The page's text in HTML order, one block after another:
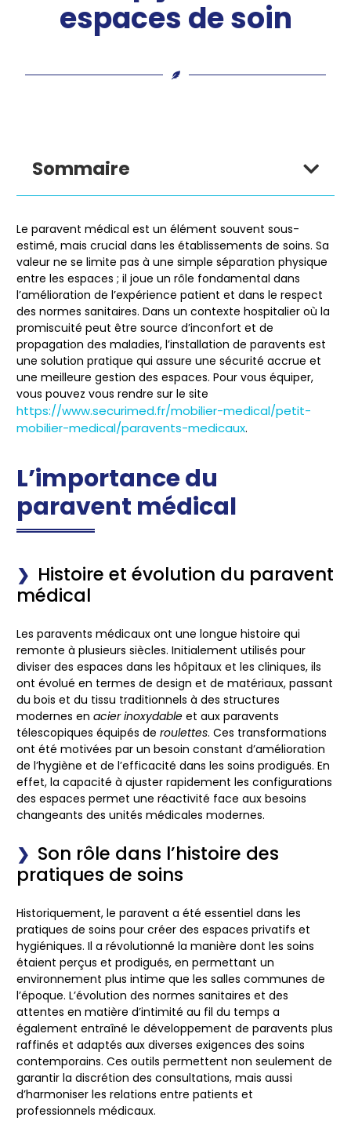
espaces de soin
Sommaire
Le paravent médical est un élément souvent sous-
estimé, mais crucial dans les établissements de soins. Sa
valeur ne se limite pas à une simple séparation physique
entre les espaces ; il joue un rôle fondamental dans
l’amélioration de l’expérience patient et dans le respect
des normes sanitaires. Dans un contexte hospitalier où la
promiscuité peut être source d’inconfort et de
propagation des maladies, l’installation de paravents est
une solution pratique qui assure une sécurité accrue et
une meilleure gestion des espaces. Pour vous équiper,
vous pouvez vous rendre sur le site
https://www.securimed.fr/mobilier-medical/petit-
mobilier-medical/paravents-medicaux.
L’importance du
paravent médical
Histoire et évolution du paravent
médical
Les paravents médicaux ont une longue histoire qui
remonte à plusieurs siècles. Initialement utilisés pour
diviser des espaces dans les hôpitaux et les cliniques, ils
ont évolué en termes de design et de matériaux, passant
du bois et du tissu traditionnels à des structures
modernes en acier inoxydable et aux paravents
télescopiques équipés de roulettes. Ces transformations
ont été motivées par un besoin constant d’amélioration
de l’hygiène et de l’efficacité dans les soins prodigués. En
effet, la capacité à ajuster rapidement les configurations
des espaces permet une réactivité face aux besoins
changeants des unités médicales modernes.
Son rôle dans l’histoire des
pratiques de soins
Historiquement, le paravent a été essentiel dans les
pratiques de soins pour créer des espaces privatifs et
hygiéniques. Il a révolutionné la manière dont les soins
étaient perçus et prodigués, en permettant un
environnement plus intime que les salles communes de
l’époque. L’évolution des normes sanitaires et des
attentes en matière d’intimité au fil du temps a
également entraîné le développement de paravents plus
raffinés et adaptés aux diverses exigences des soins
contemporains. Ces outils permettent non seulement de
garantir la discrétion des consultations, mais aussi
d’harmoniser les relations entre patients et
professionnels médicaux.